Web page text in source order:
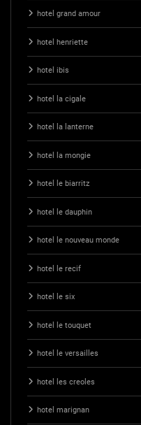
hotel grand amour
hotel henriette
hotel ibis
hotel la cigale
hotel la lanterne
hotel la mongie
hotel le biarritz
hotel le dauphin
hotel le nouveau monde
hotel le recif
hotel le six
hotel le touquet
hotel le versailles
hotel les creoles
hotel marignan